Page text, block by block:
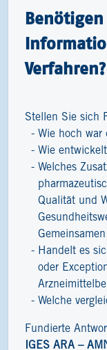
Verfahren?
Stellen Sie sich
Wie hoch war
Wie
Welches
Qualität und
Handelt es
oder
Welche
Fundierte
IGES ARA –